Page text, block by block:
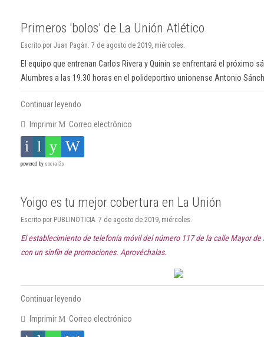
Primeros 'bolos' de La Unión Atlético
Escrito por Juan Pagán. 7 de agosto de 2019, miércoles.
El equipo que entrenan Carlos Rivera y Quinín se enfrentará el próximo
Alumbres a las 19.30 horas en el polideportivo unionense Antonio
Continuar leyendo
Imprimir Correo electrónico
powered by social2s
Yoigo es tu mejor cobertura en La Unión
Escrito por PUBLINOTICIA. 7 de agosto de 2019, miércoles.
El establecimiento de telefonía móvil del número 117 de la calle Mayor de
con un sinfín de promociones. Aprovéchalas.
Continuar leyendo
Imprimir Correo electrónico